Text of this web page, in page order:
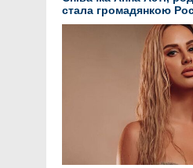
стала громадянкою